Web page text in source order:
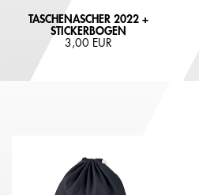
TASCHENASCHER 2022 +
STICKERBOGEN
3,00 EUR